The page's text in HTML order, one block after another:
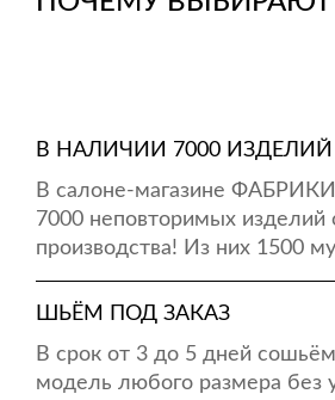
В НАЛИЧИИ 7000 ИЗДЕЛИЙ
В салоне-магазине
7000 неповторимых изделий
производства! Из них 1500
ШЬЁМ ПОД ЗАКАЗ
В срок от 3 до 5 дней
модель любого размера без